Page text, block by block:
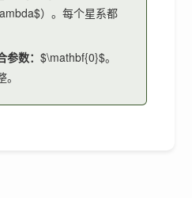
）。每个星系都
参数：$\mathbf{0}$。